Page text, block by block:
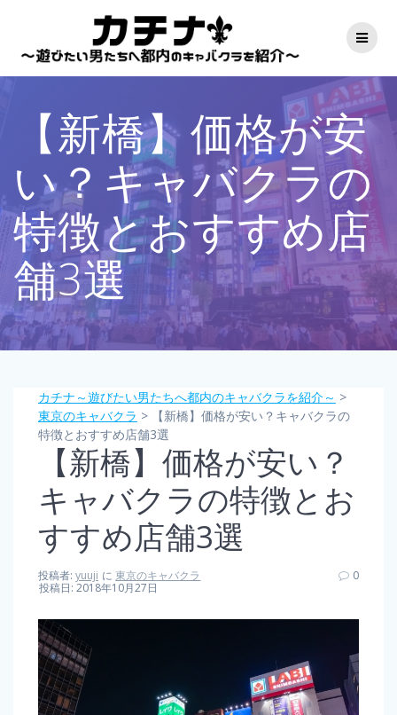
【新橋】価格が安
い？キャバクラの
特徴とおすすめ店
舗3選
カチナ～遊びたい男たちへ都内のキャバクラを紹介～ >
東京のキャバクラ >
【新橋】価格が安い？キャバクラの
特徴とおすすめ店舗3選
【新橋】価格が安い？
キャバクラの特徴とお
すすめ店舗3選
投稿者: yuuji に東京のキャバクラ
投稿日: 2018年10月27日
0